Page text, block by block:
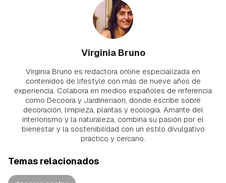
Virginia Bruno
Virginia Bruno es redactora online especializada en
contenidos de lifestyle con más de nueve años de
experiencia. Colabora en medios españoles de referencia
como Decoora y Jardineriaon, donde escribe sobre
decoración, limpieza, plantas y ecología. Amante del
interiorismo y la naturaleza, combina su pasión por el
bienestar y la sostenibilidad con un estilo divulgativo
práctico y cercano.
Temas relacionados